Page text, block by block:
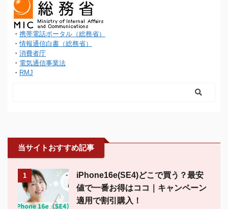
・ 携帯電話ポータル（総務省）
・情報通信白書（総務省）
・ 消費者庁
・ 電気通信事業法
・ RMJ
当サイトおすすめ記事
1
iPhone16e(SE4)どこで買う？最安
値で一番お得はココ｜キャンペーン
適用で割引購入！